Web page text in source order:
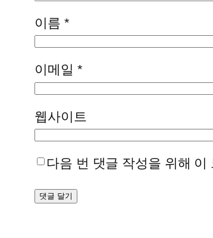
이름 *
이메일 *
웹사이트
다음 번 댓글 작성을 위해